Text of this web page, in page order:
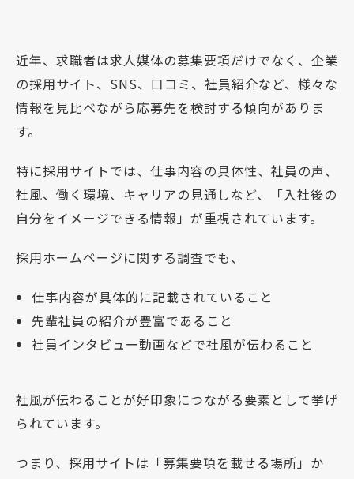
近年、求職者は求人媒体の募集要項だけでなく、企業
の採用サイト、SNS、口コミ、社員紹介など、様々な
情報を見比べながら応募先を検討する傾向がありま
す。
特に採用サイトでは、仕事内容の具体性、社員の声、
社風、働く環境、キャリアの見通しなど、「入社後の
自分をイメージできる情報」が重視されています。
採用ホームページに関する調査でも、
仕事内容が具体的に記載されていること
先輩社員の紹介が豊富であること
社員インタビュー動画などで社風が伝わること
社風が伝わることが好印象につながる要素として挙げ
られています。
つまり、採用サイトは「募集要項を載せる場所」か